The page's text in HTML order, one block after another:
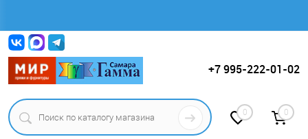
+7 995-222-01-02
0 0